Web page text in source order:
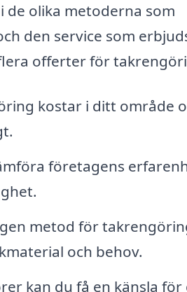
de olika metoderna som
den service som
offerter för
kostar i ditt område
företagens
metod för
och behov.
kan du få en känsla för